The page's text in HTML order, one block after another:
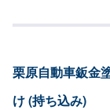
ご相談もお気軽にど
する場合がございます
用意しています。お
客様にご負担いただい
栗原自動車鈑金
け (持ち込み)